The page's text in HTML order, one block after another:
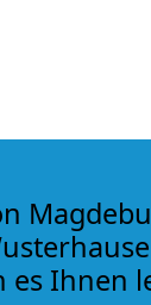
es Ihnen